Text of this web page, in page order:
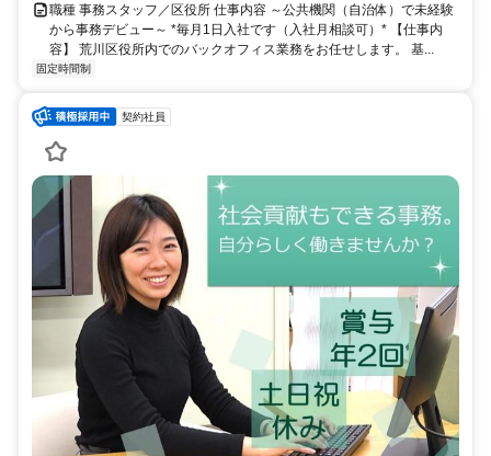
職種 事務スタッフ／区役所 仕事内容 ～公共機関（自治体）で未経験
から事務デビュー～ *毎月1日入社です（入社月相談可）* 【仕事内
容】 荒川区役所内でのバックオフィス業務をお任せします。 基...
固定時間制
契約社員